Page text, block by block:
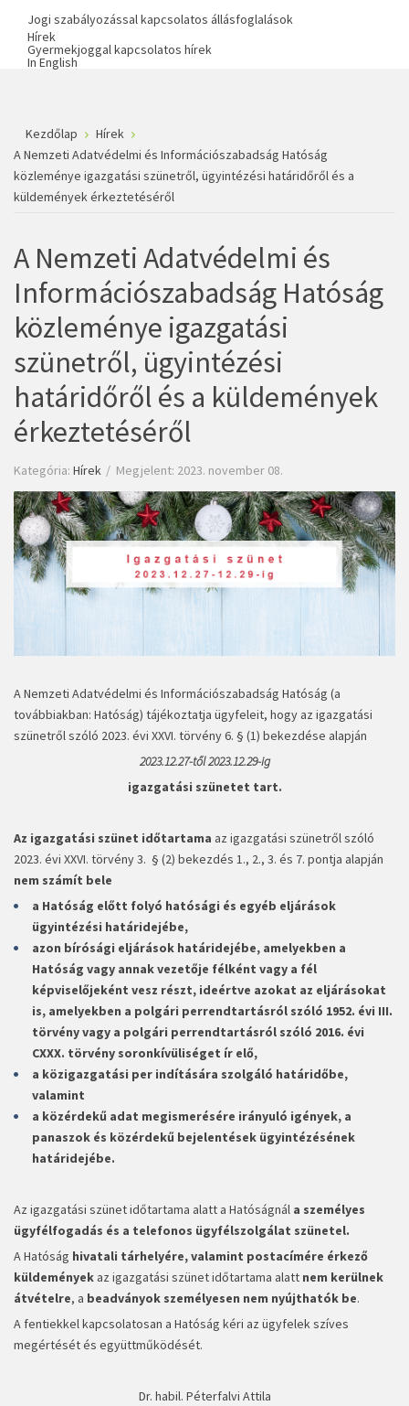
Jogi szabályozással kapcsolatos állásfoglalások
Hírek
Gyermekjoggal kapcsolatos hírek
In English
Kezdőlap
Hírek
A Nemzeti Adatvédelmi és Információszabadság Hatóság
közleménye igazgatási szünetről, ügyintézési határidőről és a
küldemények érkeztetéséről
A Nemzeti Adatvédelmi és
Információszabadság Hatóság
közleménye igazgatási
szünetről, ügyintézési
határidőről és a küldemények
érkeztetéséről
Kategória: Hírek Megjelent: 2023. november 08.
A Nemzeti Adatvédelmi és Információszabadság Hatóság (a
továbbiakban: Hatóság) tájékoztatja ügyfeleit, hogy az igazgatási
szünetről szóló 2023. évi XXVI. törvény 6. § (1) bekezdése alapján
2023.12.27-től 2023.12.29-ig
igazgatási szünetet tart.
Az igazgatási szünet időtartama az igazgatási szünetről szóló
2023. évi XXVI. törvény 3. § (2) bekezdés 1., 2., 3. és 7. pontja alapján
nem számít bele
a Hatóság előtt folyó hatósági és egyéb eljárások
ügyintézési határidejébe,
azon bírósági eljárások határidejébe, amelyekben a
Hatóság vagy annak vezetője félként vagy a fél
képviselőjeként vesz részt, ideértve azokat az eljárásokat
is, amelyekben a polgári perrendtartásról szóló 1952. évi III.
törvény vagy a polgári perrendtartásról szóló 2016. évi
CXXX. törvény soronkívüliséget ír elő,
a közigazgatási per indítására szolgáló határidőbe,
valamint
a közérdekű adat megismerésére irányuló igények, a
panaszok és közérdekű bejelentések ügyintézésének
határidejébe.
Az igazgatási szünet időtartama alatt a Hatóságnál a személyes
ügyfélfogadás és a telefonos ügyfélszolgálat szünetel.
A Hatóság hivatali tárhelyére, valamint postacímére érkező
küldemények az igazgatási szünet időtartama alatt nem kerülnek
átvételre, a beadványok személyesen nem nyújthatók be.
A fentiekkel kapcsolatosan a Hatóság kéri az ügyfelek szíves
megértését és együttműködését.
Dr. habil. Péterfalvi Attila